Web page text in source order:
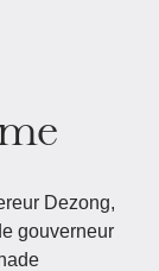
Dezong,
gouverneur